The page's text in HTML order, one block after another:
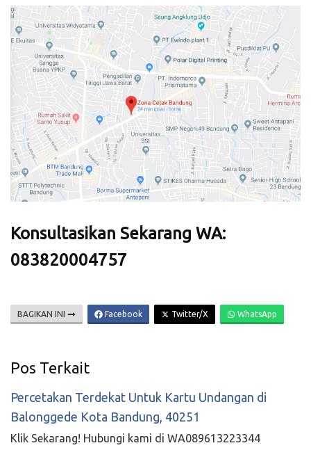
Konsultasikan Sekarang WA:
083820004757
BAGIKAN INI Facebook Twitter/X WhatsApp
Pos Terkait
Percetakan Terdekat Untuk Kartu Undangan di
Balonggede Kota Bandung, 40251
Klik Sekarang! Hubungi kami di WA089613223344